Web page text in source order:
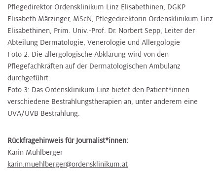
Pflegedirektor Ordensklinikum Linz Elisabethinen, DGKP
Elisabeth Märzinger, MScN, Pflegedirektorin Ordensklinikum Linz
Elisabethinen, Prim. Univ.-Prof. Dr. Norbert Sepp, Leiter der
Abteilung Dermatologie, Venerologie und Allergologie
Foto 2: Die allergologische Abklärung wird von den
Pflegefachkräften auf der Dermatologischen Ambulanz
durchgeführt.
Foto 3: Das Ordensklinikum Linz bietet den Patient*innen
verschiedene Bestrahlungstherapien an, unter anderem eine
UVA/UVB Bestrahlung.
Rückfragehinweis für Journalist*innen:
Karin Mühlberger
karin.muehlberger@ordensklinikum.at